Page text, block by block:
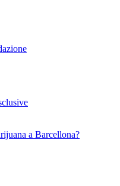
a Barcellona?